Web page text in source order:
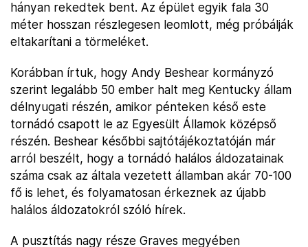
hányan rekedtek bent. Az épület egyik fala 30
méter hosszan részlegesen leomlott, még próbálják
eltakarítani a törmeléket.
Korábban írtuk, hogy Andy Beshear kormányzó
szerint legalább 50 ember halt meg Kentucky állam
délnyugati részén, amikor pénteken késő este
tornádó csapott le az Egyesült Államok középső
részén. Beshear későbbi sajtótájékoztatóján már
arról beszélt, hogy a tornádó halálos áldozatainak
száma csak az általa vezetett államban akár 70-100
fő is lehet, és folyamatosan érkeznek az újabb
halálos áldozatokról szóló hírek.
A pusztítás nagy része Graves megyében